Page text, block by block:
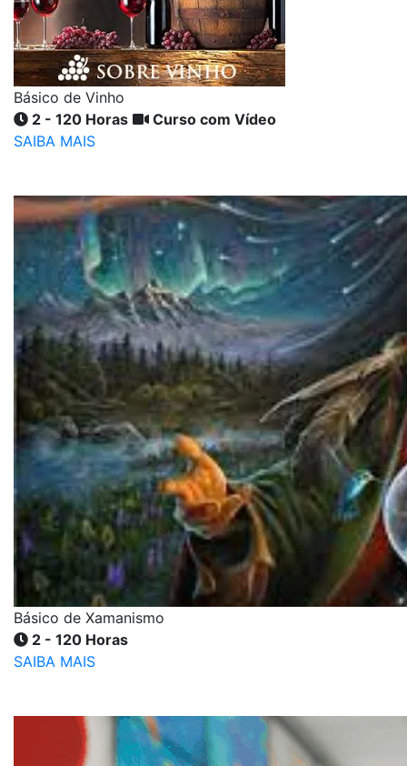
Básico de Vinho
2 - 120 Horas
Curso com Vídeo
SAIBA MAIS
Básico de Xamanismo
2 - 120 Horas
SAIBA MAIS